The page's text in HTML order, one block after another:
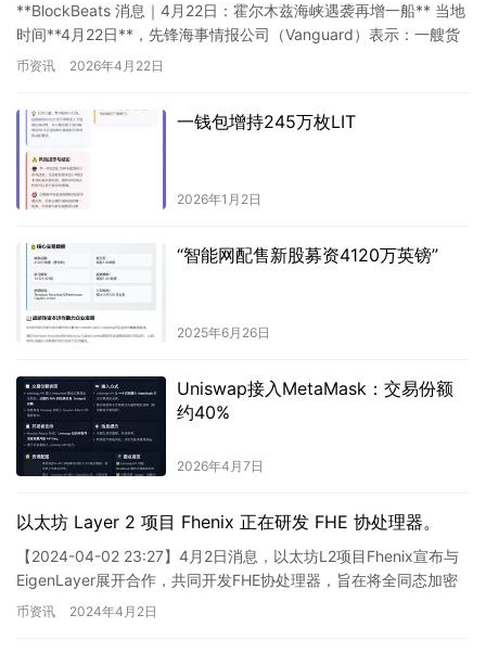
**BlockBeats 消息｜4月22日：霍尔木兹海峡遇袭再增一船** 当地
时间**4月22日**，先锋海事情报公司（Vanguard）表示：一艘货
船在试图通过**霍尔木兹海峡*…
币资讯 2026年4月22日
一钱包增持245万枚LIT
2026年1月2日
“智能网配售新股募资4120万英镑”
2025年6月26日
Uniswap接入MetaMask：交易份额
约40%
2026年4月7日
以太坊 Layer 2 项目 Fhenix 正在研发 FHE 协处理器。
【2024-04-02 23:27】4月2日消息，以太坊L2项目Fhenix宣布与
EigenLayer展开合作，共同开发FHE协处理器，旨在将全同态加密
(FHE)引入智能合约。FH…
币资讯 2024年4月2日